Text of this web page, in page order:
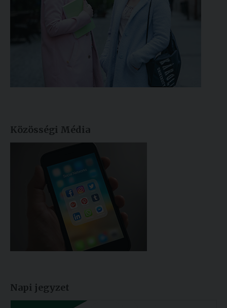
Közösségi Média
Napi jegyzet